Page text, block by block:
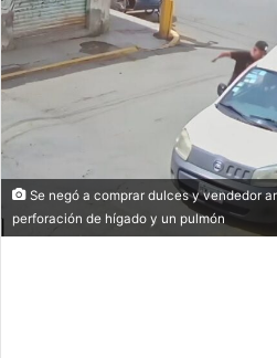
Se negó a comprar dulces y vendedor
perforación de hígado y un pulmón